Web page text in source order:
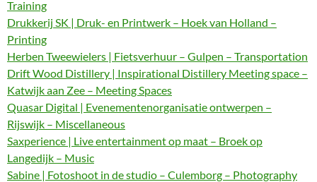
Training
Drukkerij SK | Druk- en Printwerk – Hoek van Holland –
Printing
Herben Tweewielers | Fietsverhuur – Gulpen – Transportation
Drift Wood Distillery | Inspirational Distillery Meeting space –
Katwijk aan Zee – Meeting Spaces
Quasar Digital | Evenementenorganisatie ontwerpen –
Rijswijk – Miscellaneous
Saxperience | Live entertainment op maat – Broek op
Langedijk – Music
Sabine | Fotoshoot in de studio – Culemborg – Photography